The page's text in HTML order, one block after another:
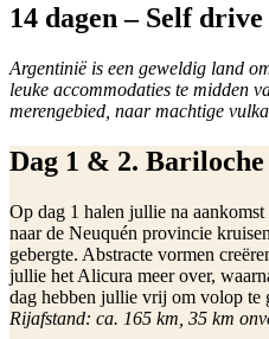
14 dagen – Self
Argentinië is een geweldig land
leuke accommodaties te midden
merengebied, naar machtige
Dag 1 & 2.
Op dag 1 halen jullie na
naar de Neuquén provincie
gebergte. Abstracte vormen
jullie het Alicura meer over,
dag hebben jullie vrij om volop te
Rijafstand: ca. 165 km, 35 km